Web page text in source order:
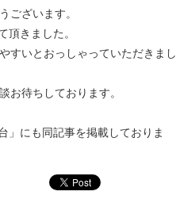
ございます。
頂きました。
すいとおっしゃっていただきまし
お待ちしております。
」にも同記事を掲載しておりま